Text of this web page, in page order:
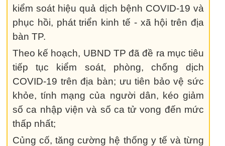
kiểm soát hiệu quả dịch bệnh COVID-19 và
phục hồi, phát triển kinh tế - xã hội trên địa
bàn TP.
Theo kế hoạch, UBND TP đã đề ra mục tiêu
tiếp tục kiểm soát, phòng, chống dịch
COVID-19 trên địa bàn; ưu tiên bảo vệ sức
khỏe, tính mạng của người dân, kéo giảm
số ca nhập viện và số ca tử vong đến mức
thấp nhất;
Củng cố, tăng cường hệ thống y tế và từng